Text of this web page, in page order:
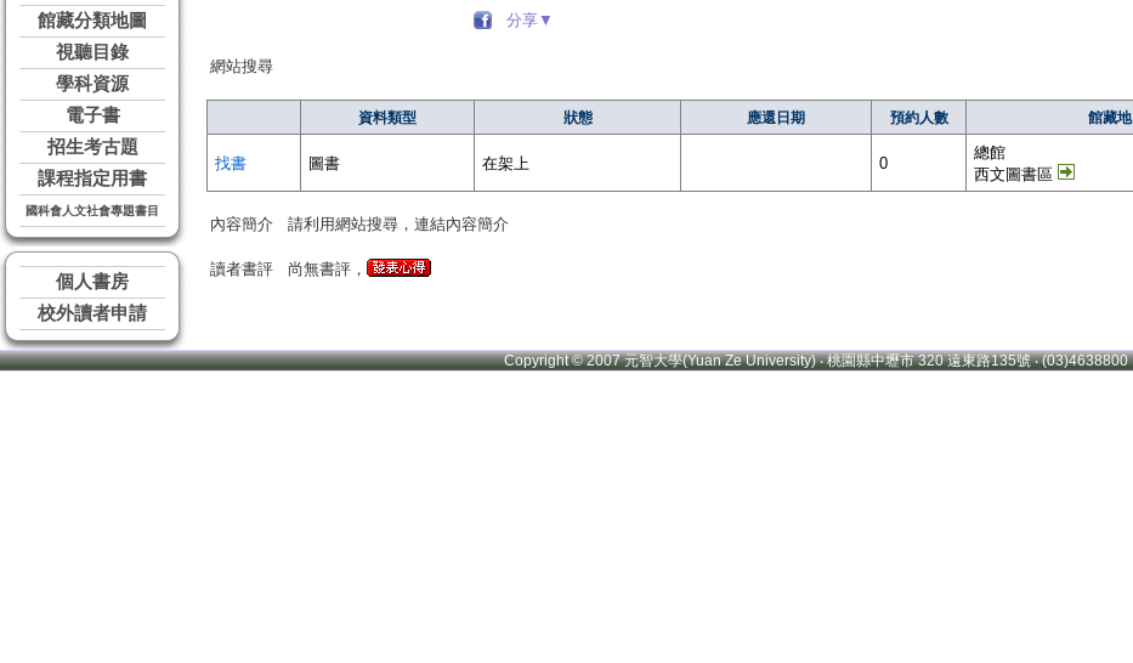
館藏分類地圖
視聽目錄
學科資源
電子書
招生考古題
課程指定用書
國科會人文社會專題書目
個人書房
校外讀者申請
分享▼
網站搜尋
資料類型 狀態 應還日期 預約人數 館藏地
找書 圖書 在架上 0
總館
西文圖書區
內容簡介 請利用網站搜尋，連結內容簡介
讀者書評 尚無書評，
Copyright © 2007 元智大學(Yuan Ze University) ‧ 桃園縣中壢市 320 遠東路135號 ‧ (03)4638800